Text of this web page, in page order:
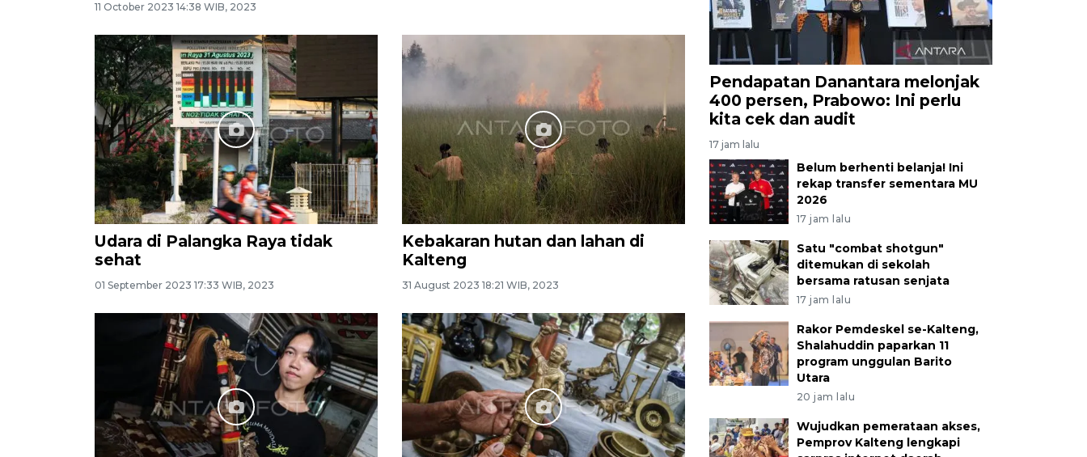
11 October 2023 14:38 WIB, 2023
Udara di Palangka Raya tidak
sehat
01 September 2023 17:33 WIB, 2023
Kebakaran hutan dan lahan di
Kalteng
31 August 2023 18:21 WIB, 2023
Pendapatan Danantara melonjak
400 persen, Prabowo: Ini perlu
kita cek dan audit
17 jam lalu
Belum berhenti belanja! Ini
rekap transfer sementara MU
2026
17 jam lalu
Satu "combat shotgun"
ditemukan di sekolah
bersama ratusan senjata
17 jam lalu
Rakor Pemdeskel se-Kalteng,
Shalahuddin paparkan 11
program unggulan Barito
Utara
20 jam lalu
Wujudkan pemerataan akses,
Pemprov Kalteng lengkapi